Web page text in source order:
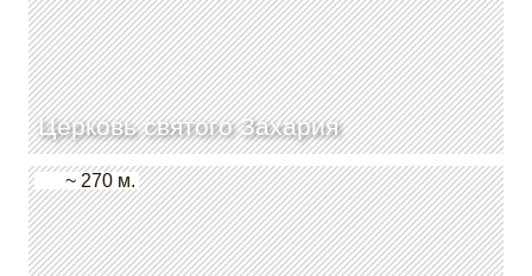
Церковь святого Захария
~ 270 м.